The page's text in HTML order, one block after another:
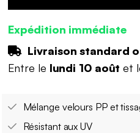
Expédition immédiate
Livraison standard
Entre le lundi 10 août et
Mélange velours PP et
Résistant aux UV